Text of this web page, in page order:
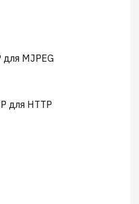
для MJPEG
для HTTP